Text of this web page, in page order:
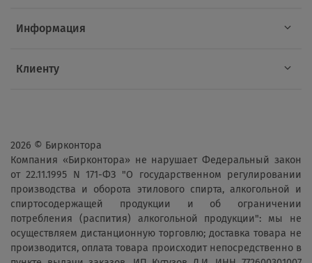
Информация
Клиенту
2026 © Бирконтора
Компания «Бирконтора» не нарушает Федеральный закон
от 22.11.1995 N 171-ФЗ "О государственном регулировании
производства и оборота этилового спирта, алкогольной и
спиртосодержащей продукции и об ограничении
потребления (распития) алкогольной продукции": мы не
осуществляем дистанционную торговлю; доставка товара не
производится, оплата товара происходит непосредственно в